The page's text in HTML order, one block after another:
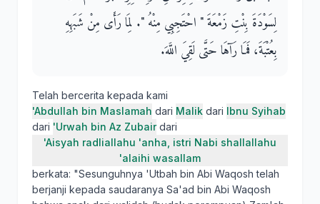
لِسَوْدَةَ بِنْتِ زَمْعَةَ ‏"‏ احْتَجِبِي مِنْهُ ‏"‏‏.‏ لِمَا رَأَى مِنْ شَبَهِهِ
بِعُتْبَةَ، فَمَا رَآهَا حَتَّى لَقِيَ اللَّهَ‏.‏
Telah bercerita kepada kami
'Abdullah bin Maslamah dari Malik dari Ibnu Syihab
dari 'Urwah bin Az Zubairdari
'Aisyah radliallahu 'anha, istri Nabi shallallahu
'alaihi wasallam
berkata: "Sesunguhnya 'Utbah bin Abi Waqosh telah
berjanji kepada saudaranya Sa'ad bin Abi Waqosh